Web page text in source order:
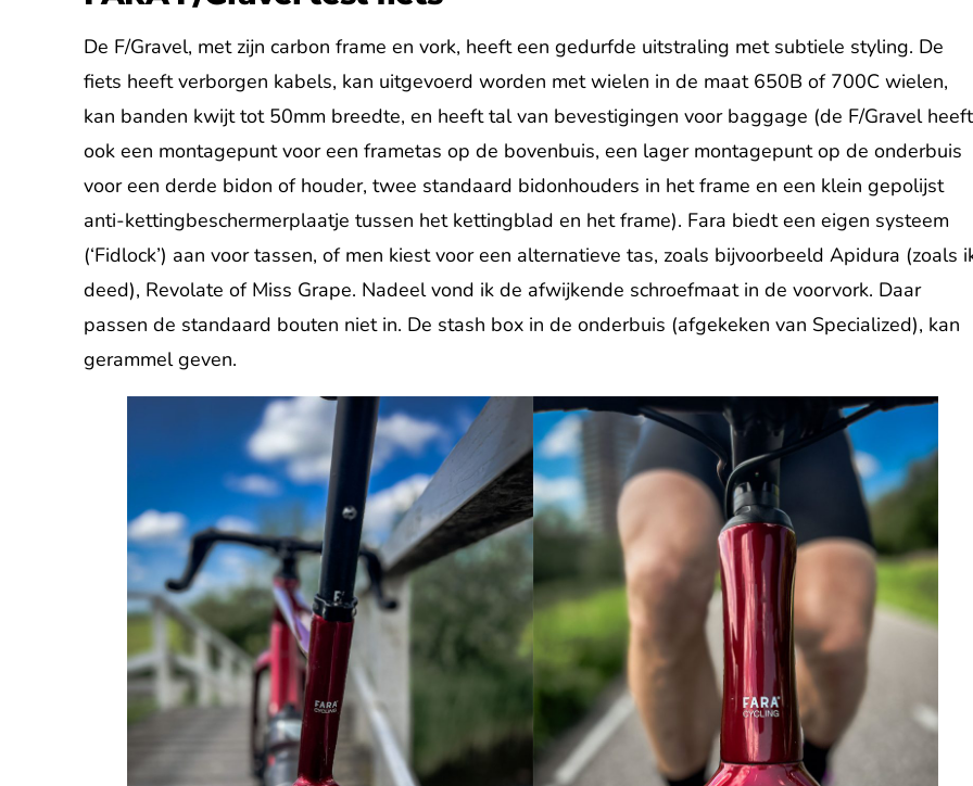
De F/Gravel, met zijn carbon frame en vork, heeft een gedurfde uitstraling met subtiele styling. De
fiets heeft verborgen kabels, kan uitgevoerd worden met wielen in de maat 650B of 700C wielen,
kan banden kwijt tot 50mm breedte, en heeft tal van bevestigingen voor baggage (de F/Gravel heeft
ook een montagepunt voor een frametas op de bovenbuis, een lager montagepunt op de onderbuis
voor een derde bidon of houder, twee standaard bidonhouders in het frame en een klein gepolijst
anti-kettingbeschermerplaatje tussen het kettingblad en het frame). Fara biedt een eigen systeem
(‘Fidlock’) aan voor tassen, of men kiest voor een alternatieve tas, zoals bijvoorbeeld Apidura (zoals
deed), Revolate of Miss Grape. Nadeel vond ik de afwijkende schroefmaat in de voorvork. Daar
passen de standaard bouten niet in. De stash box in de onderbuis (afgekeken van Specialized), kan
gerammel geven.